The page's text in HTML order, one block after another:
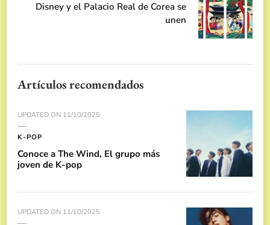
Disney y el Palacio Real de Corea se
unen
Artículos recomendados
UPDATED ON 11/10/2025
K-POP
Conoce a The Wind, El grupo más
joven de K-pop
UPDATED ON 11/10/2025